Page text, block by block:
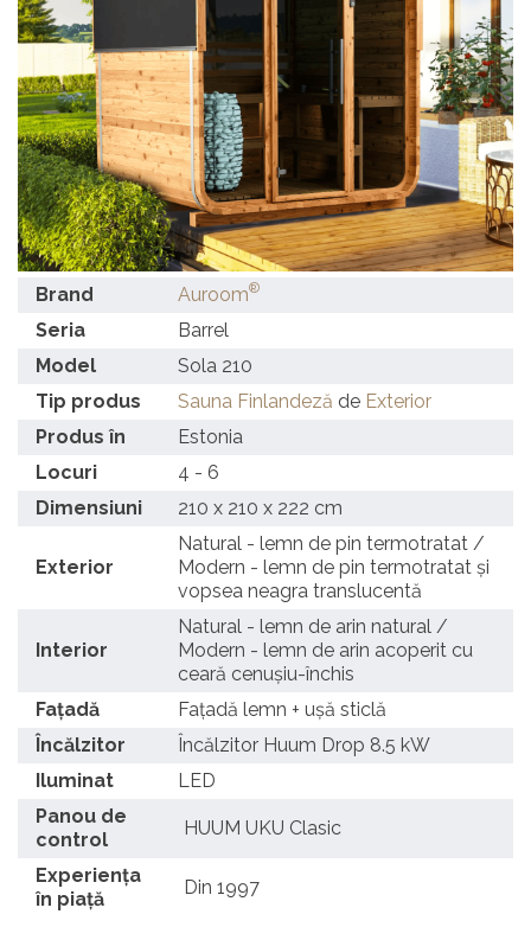
Brand Auroom®
Seria
Barrel
Model
Sola 210
Tip produs
Sauna Finlandeză de Exterior
Produs în
Estonia
Locuri
4 - 6
Dimensiuni
210 x 210 x 222 cm
Exterior
Natural - lemn de pin termotratat /
Modern - lemn de pin termotratat și
vopsea neagra translucentă
Interior
Natural - lemn de arin natural /
Modern - lemn de arin acoperit cu
ceară cenușiu-închis
Fațadă
Fațadă lemn + ușă sticlă
Încălzitor
Încălzitor Huum Drop 8.5 kW
Iluminat
LED
Panou de
control
HUUM UKU Clasic
Experiența
în piață
Din 1997